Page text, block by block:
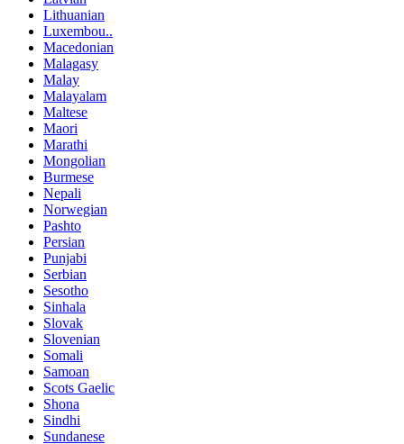
Lithuanian
Luxembou..
Macedonian
Malagasy
Malay
Malayalam
Maltese
Maori
Marathi
Mongolian
Burmese
Nepali
Norwegian
Pashto
Persian
Punjabi
Serbian
Sesotho
Sinhala
Slovak
Slovenian
Somali
Samoan
Scots Gaelic
Shona
Sindhi
Sundanese